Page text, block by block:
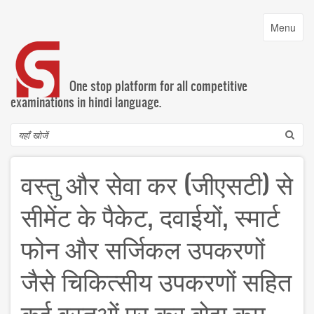
content
Toggle
Menu
One stop platform for all competitive
examinations in hindi language.
Search
वस्‍तु और सेवा कर (जीएसटी) से
सीमेंट के पैकेट, दवाईयों, स्‍मार्ट
फोन और सर्जिकल उपकरणों
जैसे चिकित्‍सीय उपकरणों सहित